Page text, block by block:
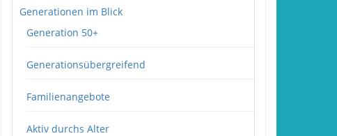
Generationen im Blick
Generation 50+
Generationsübergreifend
Familienangebote
Aktiv durchs Alter